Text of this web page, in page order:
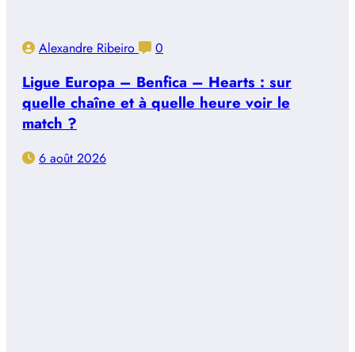
Alexandre Ribeiro 0
Ligue Europa – Benfica – Hearts : sur
quelle chaîne et à quelle heure voir le
match ?
6 août 2026